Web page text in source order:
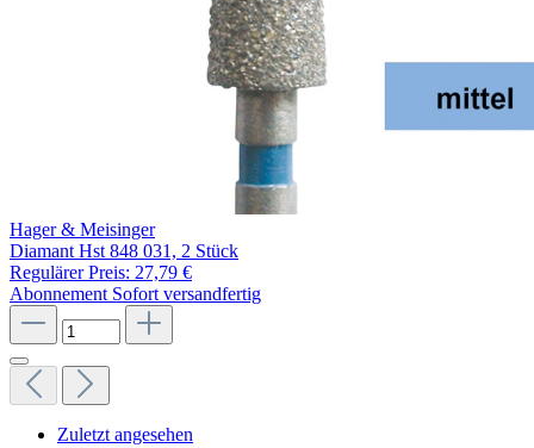
Hager & Meisinger
Diamant Hst 848 031, 2 Stück
Regulärer Preis: 27,79 €
Abonnement Sofort versandfertig
Zuletzt angesehen